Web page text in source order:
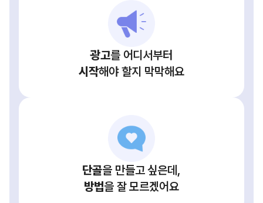
광고를 어디서부터
시작해야 할지 막막해요
단골을 만들고 싶은데,
방법을 잘 모르겠어요